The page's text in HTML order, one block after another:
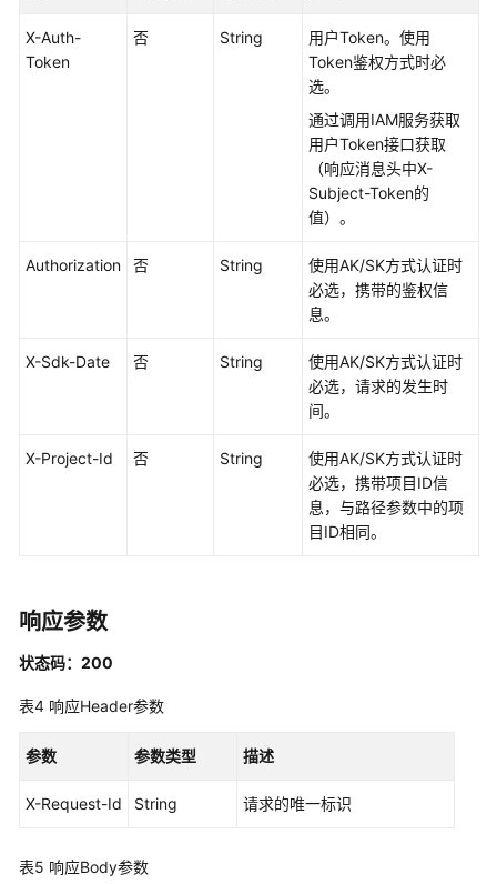
理
自
配
用
合
流
任
管
流
务
X-Auth-
Token
否 String
用户Token。使用
Token鉴权方式时必
选。
通过调用IAM服务获取
用户Token接口获取
（响应消息头中X-
Subject-Token的
值）。
Authorization 否 String
使用AK/SK方式认证时
必选，携带的鉴权信
息。
X-Sdk-Date 否 String
使用AK/SK方式认证时
必选，请求的发生时
间。
X-Project-Id 否 String
使用AK/SK方式认证时
必选，携带项目ID信
息，与路径参数中的项
目ID相同。
响应参数
状态码：200
表4 响应Header参数
参数 参数类型 描述
X-Request-Id String 请求的唯一标识
表5 响应Body参数